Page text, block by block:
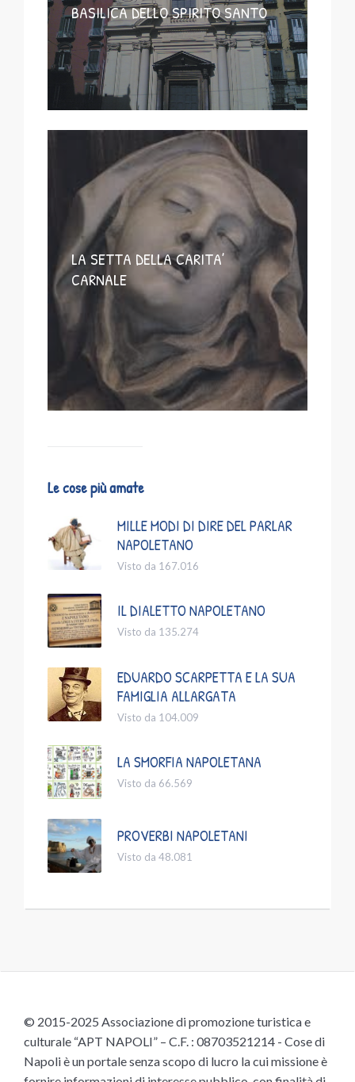
BASILICA DELLO SPIRITO SANTO
LA SETTA DELLA CARITA’
CARNALE
Le cose più amate
MILLE MODI DI DIRE DEL PARLAR
NAPOLETANO
Visto da 167.016
IL DIALETTO NAPOLETANO
Visto da 135.274
EDUARDO SCARPETTA E LA SUA
FAMIGLIA ALLARGATA
Visto da 104.009
LA SMORFIA NAPOLETANA
Visto da 66.569
PROVERBI NAPOLETANI
Visto da 48.081
© 2015-2025 Associazione di promozione turistica e
culturale “APT NAPOLI” – C.F. : 08703521214 - Cose di
Napoli è un portale senza scopo di lucro la cui missione è